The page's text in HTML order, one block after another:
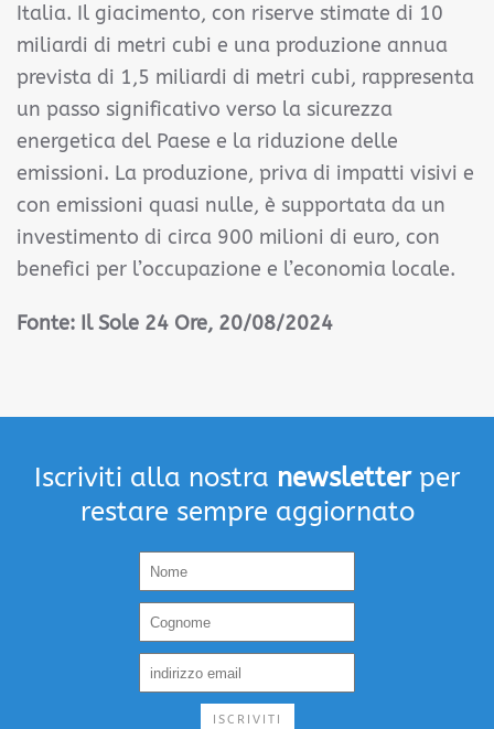
Italia. Il giacimento, con riserve stimate di 10
miliardi di metri cubi e una produzione annua
prevista di 1,5 miliardi di metri cubi, rappresenta
un passo significativo verso la sicurezza
energetica del Paese e la riduzione delle
emissioni. La produzione, priva di impatti visivi e
con emissioni quasi nulle, è supportata da un
investimento di circa 900 milioni di euro, con
benefici per l’occupazione e l’economia locale.
Fonte: Il Sole 24 Ore, 20/08/2024
Iscriviti alla nostra newsletterper
restare sempre aggiornato
ISCRIVITI